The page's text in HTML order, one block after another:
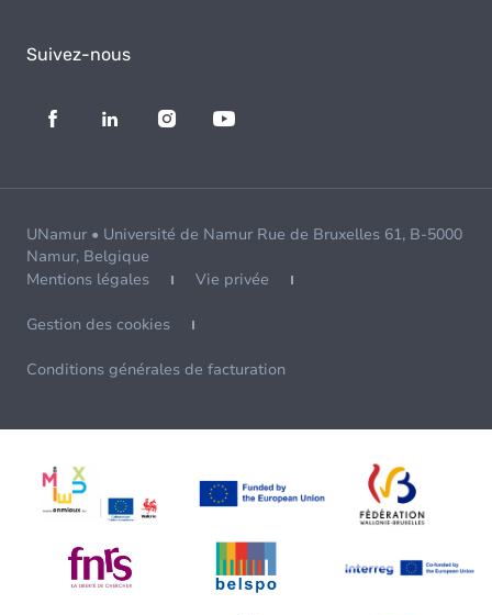
Suivez-nous
UNamur • Université de Namur Rue de Bruxelles 61, B-5000
Namur, Belgique
Mentions légales
Vie privée
Gestion des cookies
Conditions générales de facturation